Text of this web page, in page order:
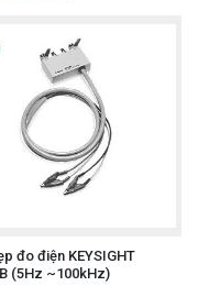
đo điện KEYSIGHT
(5Hz ~100kHz)